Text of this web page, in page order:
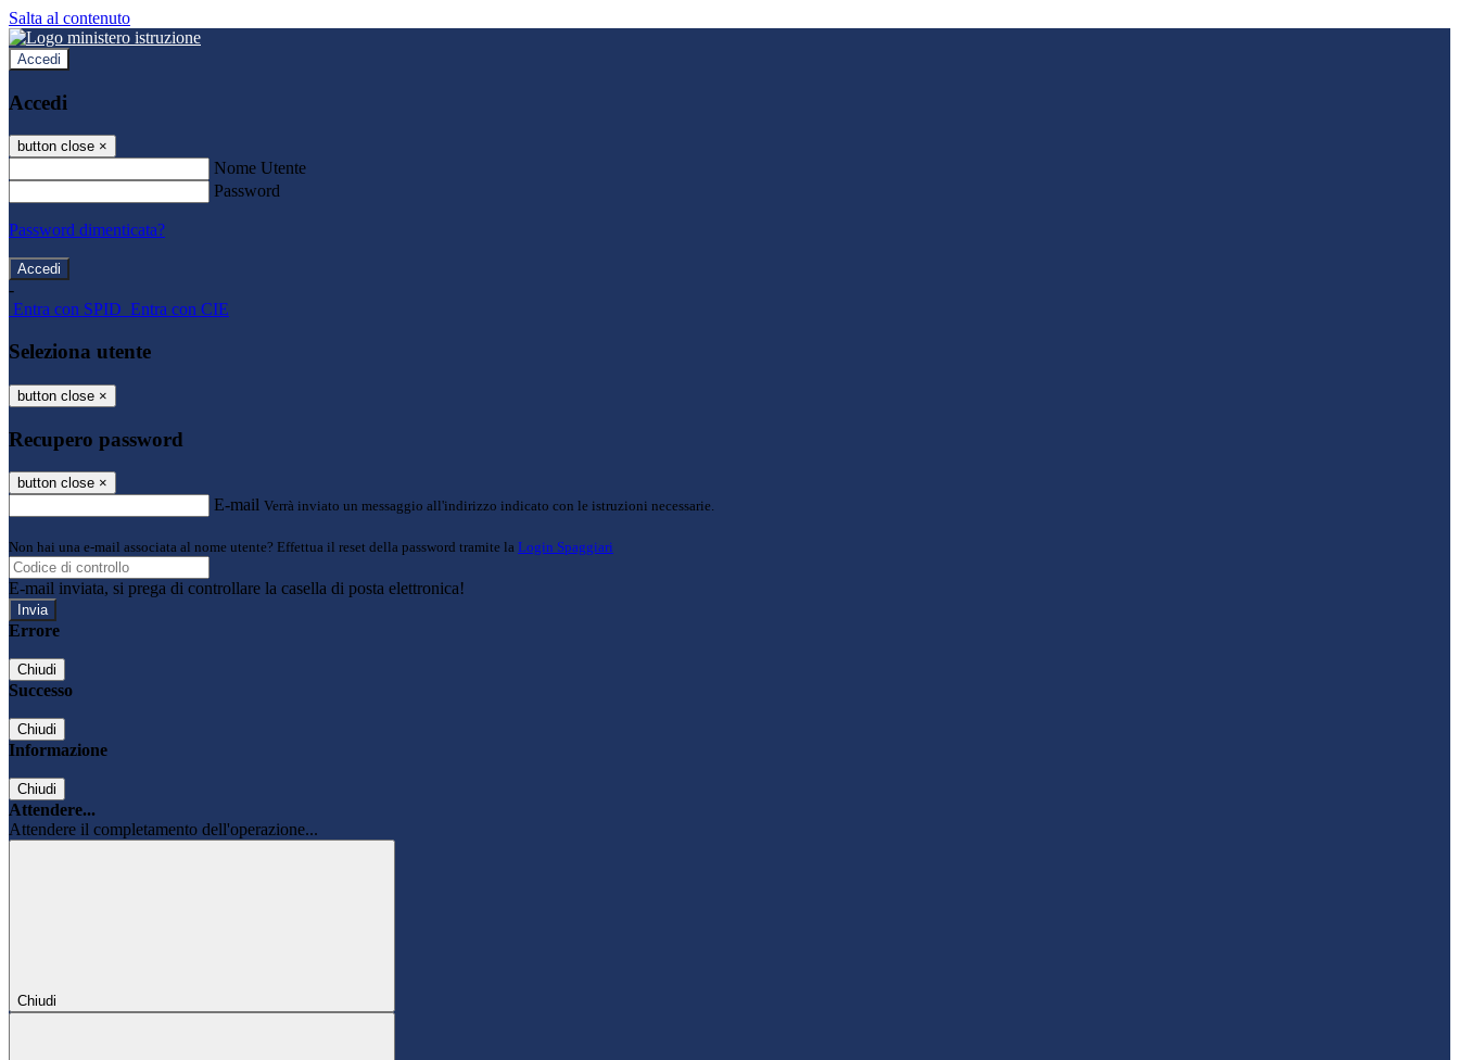
Salta al contenuto
Accedi
Accedi
button close ×
Nome Utente
Password
Password dimenticata?
-
Entra con SPID Entra con CIE
Seleziona utente
button close ×
Recupero password
button close ×
E-mail Verrà inviato un messaggio all'indirizzo indicato con le istruzioni necessarie.
Non hai una e-mail associata al nome utente? Effettua il reset della password tramite la Login Spaggiari
E-mail inviata, si prega di controllare la casella di posta elettronica!
Errore
Chiudi
Successo
Chiudi
Informazione
Chiudi
Attendere...
Attendere il completamento dell'operazione...
Chiudi